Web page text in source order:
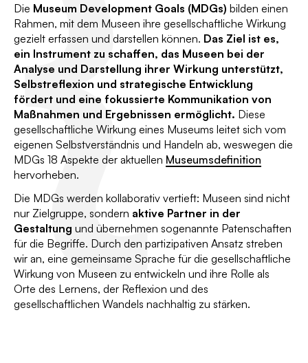
Die Museum Development Goals (MDGs) bilden einen
Rahmen, mit dem Museen ihre gesellschaftliche Wirkung
gezielt erfassen und darstellen können. Das Ziel ist es,
ein Instrument zu schaffen, das Museen bei der
Analyse und Darstellung ihrer Wirkung unterstützt,
Selbstreflexion und strategische Entwicklung
fördert und eine fokussierte Kommunikation von
Maßnahmen und Ergebnissen ermöglicht. Diese
gesellschaftliche Wirkung eines Museums leitet sich vom
eigenen Selbstverständnis und Handeln ab, weswegen die
MDGs 18 Aspekte der aktuellen Museumsdefinition
hervorheben.
Die MDGs werden kollaborativ vertieft: Museen sind nicht
nur Zielgruppe, sondern aktive Partner in der
Gestaltung und übernehmen sogenannte Patenschaften
für die Begriffe. Durch den partizipativen Ansatz streben
wir an, eine gemeinsame Sprache für die gesellschaftliche
Wirkung von Museen zu entwickeln und ihre Rolle als
Orte des Lernens, der Reflexion und des
gesellschaftlichen Wandels nachhaltig zu stärken.